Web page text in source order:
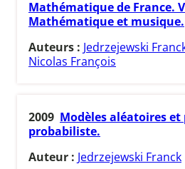
Mathématique de France.
Mathématique et musique.
Auteurs : Jedrzejewski
Nicolas François
2009 Modèles aléatoires et
probabiliste.
Auteur : Jedrzejewski Franck